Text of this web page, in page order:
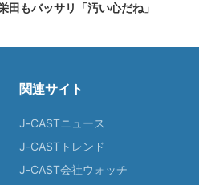
田もバッサリ「汚い心だね」
関連サイト
J-CASTニュース
J-CASTトレンド
J-CAST会社ウォッチ